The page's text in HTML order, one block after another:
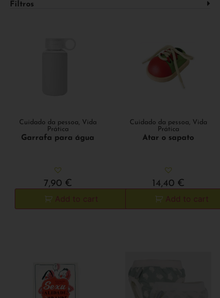
Filtros
Cuidado da pessoa, Vida
Prática
Garrafa para água
7,90 €
Add to cart
Cuidado da pessoa, Vida
Prática
Atar o sapato
14,40 €
Add to cart